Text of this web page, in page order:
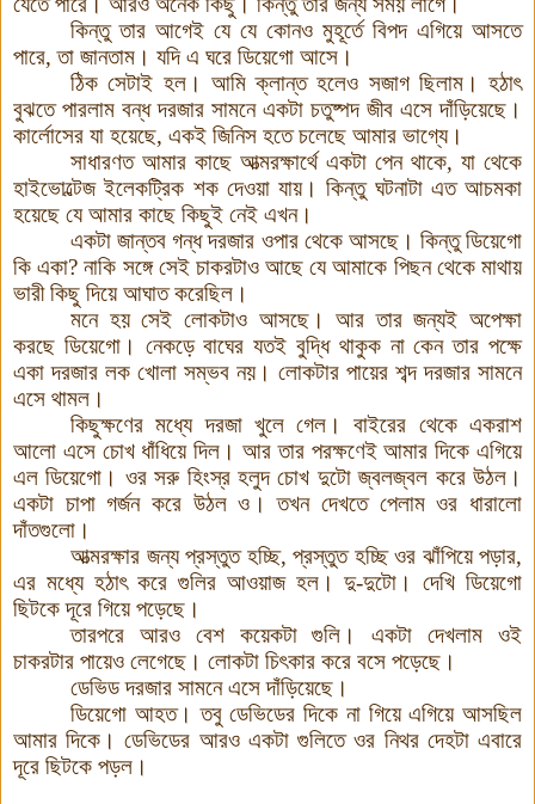
কিন্তু তার আগেই যে যে কোনও মুহূর্তে বিপদ এগিয়ে আসতে
পারে, তা জানতাম। যদি এ ঘরে ডিয়েগো আসে।
ঠিক সেটাই হল। আমি ক্লান্ত হলেও সজাগ ছিলাম। হঠাৎ
বুঝতে পারলাম বন্ধ দরজার সামনে একটা চতুষ্পদ জীব এসে দাঁড়িয়েছে।
কার্লোসের যা হয়েছে, একই জিনিস হতে চলেছে আমার ভাগ্যে।
সাধারণত আমার কাছে আত্মরক্ষার্থে একটা পেন থাকে, যা থেকে
হাইভোল্টেজ ইলেকট্রিক শক দেওয়া যায়। কিন্তু ঘটনাটা এত আচমকা
হয়েছে যে আমার কাছে কিছুই নেই এখন।
একটা জান্তব গন্ধ দরজার ওপার থেকে আসছে। কিন্তু ডিয়েগো
কি একা? নাকি সঙ্গে সেই চাকরটাও আছে যে আমাকে পিছন থেকে মাথায়
ভারী কিছু দিয়ে আঘাত করেছিল।
মনে হয় সেই লোকটাও আসছে। আর তার জন্যই অপেক্ষা
করছে ডিয়েগো। নেকড়ে বাঘের যতই বুদ্ধি থাকুক না কেন তার পক্ষে
একা দরজার লক খোলা সম্ভব নয়। লোকটার পায়ের শব্দ দরজার সামনে
এসে থামল।
কিছুক্ষণের মধ্যে দরজা খুলে গেল ।বাইরের থেকে একরাশ
আলো এসে চোখ ধাঁধিয়ে দিল। আর তার পরক্ষণেই আমার দিকে এগিয়ে
এল ডিয়েগো। ওর সরু হিংস্র হলুদ চোখ দুটো জ্বলজ্বল করে উঠল।
একটা চাপা গর্জন করে উঠল ও । তখন দেখতে পেলাম ওর ধারালো
দাঁতগুলো।
আত্মরক্ষার জন্য প্রস্তুত হচ্ছি, প্রস্তুত হচ্ছি ওর ঝাঁপিয়ে পড়ার,
এর মধ্যে হঠাৎ করে গুলির আওয়াজ হল। দু-দুটো। দেখি ডিয়েগো
ছিটকে দূরে গিয়ে পড়েছে।
তারপরে আরও বেশ কয়েকটা গুলি। একটা দেখলাম ওই
চাকরটার পায়েও লেগেছে। লোকটা চিৎকার করে বসে পড়েছে।
ডেভিড দরজার সামনে এসে দাঁড়িয়েছে।
ডিয়েগো আহত। তবু ডেভিডের দিকে না গিয়ে এগিয়ে আসছিল
আমার দিকে ।ডেভিডের আরও একটা গুলিতে ওর নিথর দেহটা এবারে
দূরে ছিটকে পড়ল।